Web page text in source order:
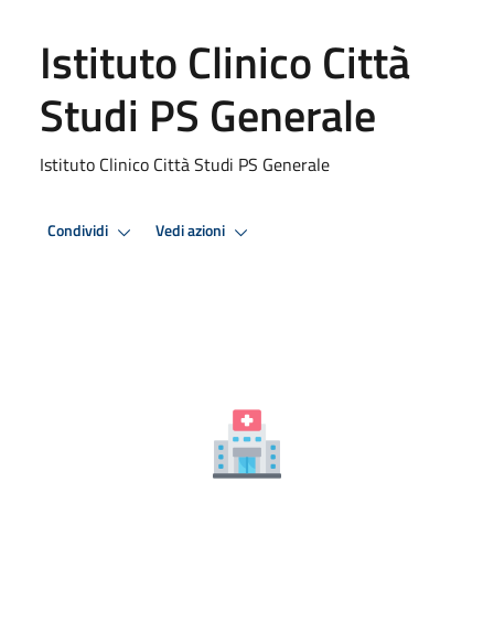
Istituto Clinico Città
Studi PS Generale
Istituto Clinico Città Studi PS Generale
Condividi Vedi azioni